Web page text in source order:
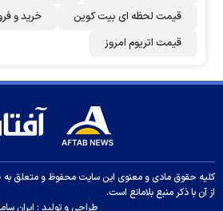
قیمت لحظه ای بیت کوین
خرید و
قیمت اتریوم امروز
کلیه حقوق مادی و معنوی این سایت محفوظ و متعلق به
از آن با ذکر منبع بلامانع است.